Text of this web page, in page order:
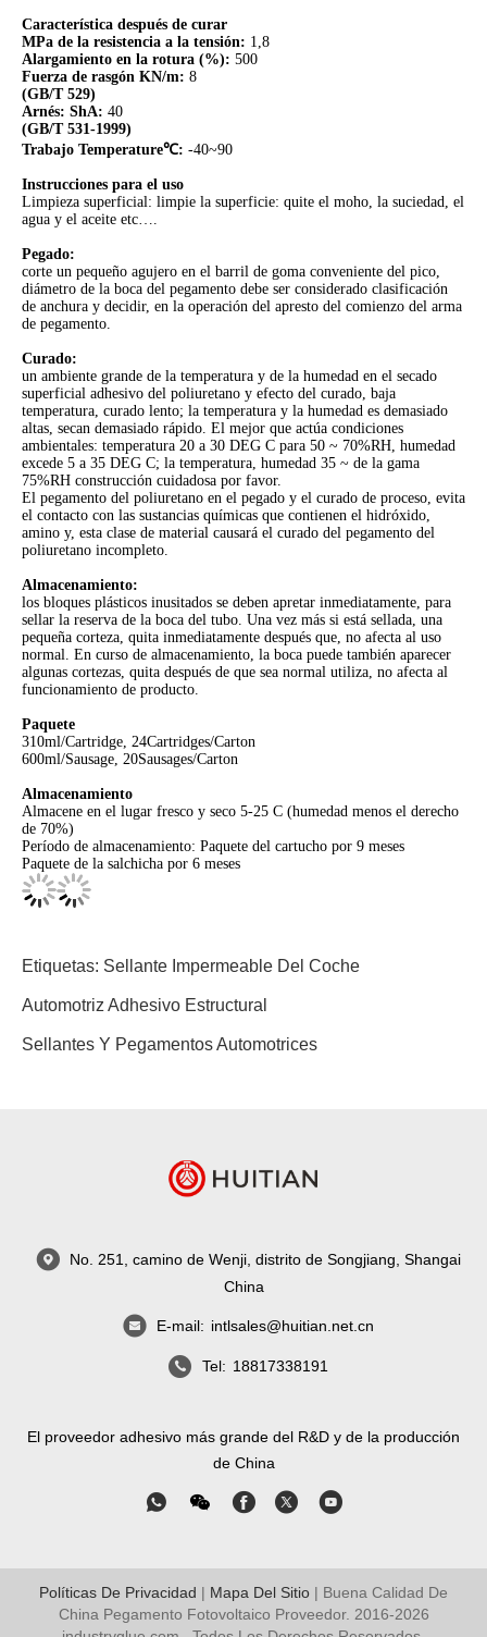
Característica después de curar
MPa de la resistencia a la tensión: 1,8
Alargamiento en la rotura (%): 500
Fuerza de rasgón KN/m: 8
(GB/T 529)
Arnés: ShA: 40
(GB/T 531-1999)
Trabajo Temperature℃: -40~90
Instrucciones para el uso
Limpieza superficial: limpie la superficie: quite el moho, la suciedad, el
agua y el aceite etc….
Pegado:
corte un pequeño agujero en el barril de goma conveniente del pico,
diámetro de la boca del pegamento debe ser considerado clasificación
de anchura y decidir, en la operación del apresto del comienzo del arma
de pegamento.
Curado:
un ambiente grande de la temperatura y de la humedad en el secado
superficial adhesivo del poliuretano y efecto del curado, baja
temperatura, curado lento; la temperatura y la humedad es demasiado
altas, secan demasiado rápido. El mejor que actúa condiciones
ambientales: temperatura 20 a 30 DEG C para 50 ~ 70%RH, humedad
excede 5 a 35 DEG C; la temperatura, humedad 35 ~ de la gama
75%RH construcción cuidadosa por favor.
El pegamento del poliuretano en el pegado y el curado de proceso, evita
el contacto con las sustancias químicas que contienen el hidróxido,
amino y, esta clase de material causará el curado del pegamento del
poliuretano incompleto.
Almacenamiento:
los bloques plásticos inusitados se deben apretar inmediatamente, para
sellar la reserva de la boca del tubo. Una vez más si está sellada, una
pequeña corteza, quita inmediatamente después que, no afecta al uso
normal. En curso de almacenamiento, la boca puede también aparecer
algunas cortezas, quita después de que sea normal utiliza, no afecta al
funcionamiento de producto.
Paquete
310ml/Cartridge, 24Cartridges/Carton
600ml/Sausage, 20Sausages/Carton
Almacenamiento
Almacene en el lugar fresco y seco 5-25 C (humedad menos el derecho
de 70%)
Período de almacenamiento: Paquete del cartucho por 9 meses
Paquete de la salchicha por 6 meses
Etiquetas: Sellante Impermeable Del Coche
Automotriz Adhesivo Estructural
Sellantes Y Pegamentos Automotrices
No. 251, camino de Wenji, distrito de Songjiang, Shangai
China
E-mail: intlsales@huitian.net.cn
Tel: 18817338191
El proveedor adhesivo más grande del R&D y de la producción
de China
Políticas De Privacidad | Mapa Del Sitio | Buena Calidad De
China Pegamento Fotovoltaico Proveedor. 2016-2026